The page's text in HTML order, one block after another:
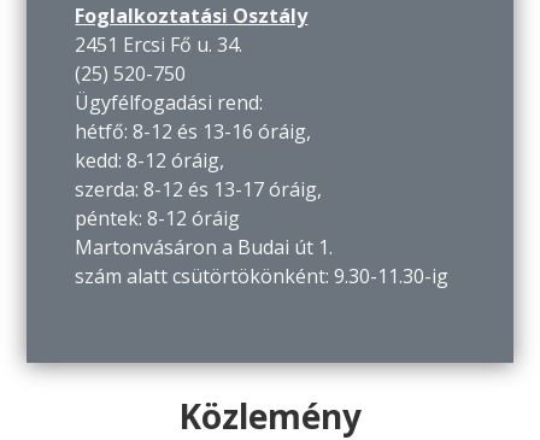
Foglalkoztatási Osztály
2451 Ercsi Fő u. 34.
(25) 520-750
Ügyfélfogadási rend:
hétfő: 8-12 és 13-16 óráig,
kedd: 8-12 óráig,
szerda: 8-12 és 13-17 óráig,
péntek: 8-12 óráig
Martonvásáron a Budai út 1.
szám alatt csütörtökönként: 9.30-11.30-ig
Közlemény